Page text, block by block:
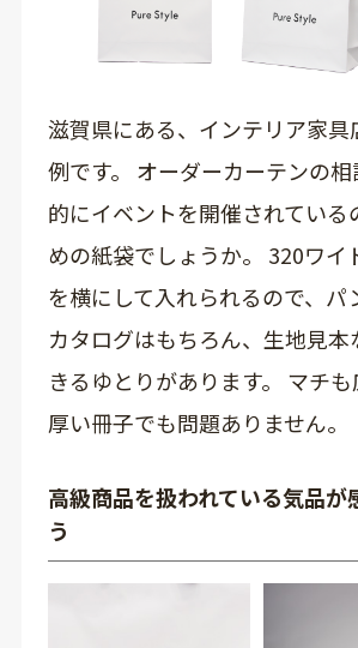
滋賀県にある、インテリア家具
例です。 オーダーカーテンの
的にイベントを開催されている
めの紙袋でしょうか。 320ワイ
を横にして入れられるので、パ
カタログはもちろん、生地見本
きるゆとりがあります。 マチ
厚い冊子でも問題ありません。
高級商品を扱われている気品が
う